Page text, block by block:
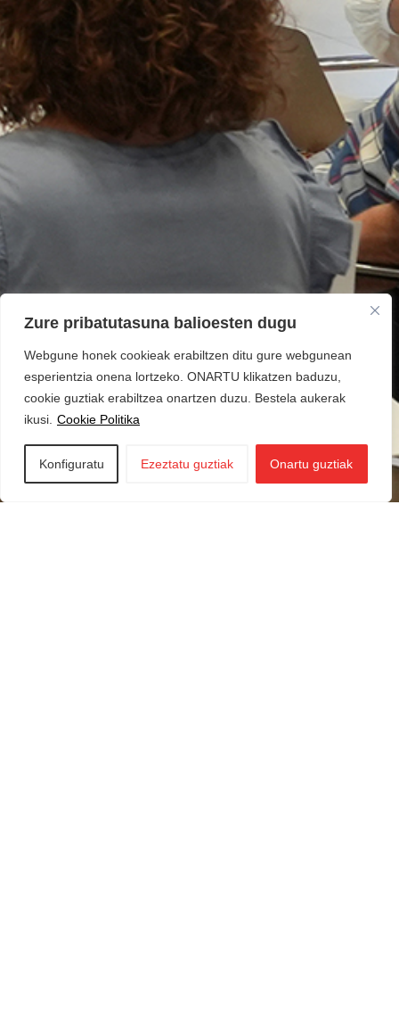
Zure pribatutasuna balioesten dugu
Webgune honek cookieak erabiltzen ditu gure webgunean
esperientzia onena lortzeko. ONARTU klikatzen baduzu,
cookie guztiak erabiltzea onartzen duzu. Bestela aukerak
ikusi. Cookie Politika
Konfiguratu Ezeztatu guztiak Onartu guztiak